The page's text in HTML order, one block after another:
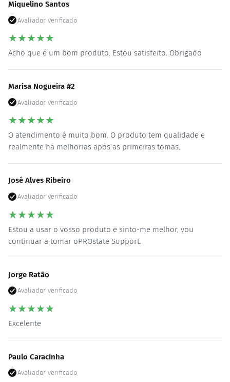
Miquelino Santos
Avaliador verificado
★★★★★
Acho que é um bom produto. Estou satisfeito. Obrigado
Marisa Nogueira #2
Avaliador verificado
★★★★★
O atendimento é muito bom. O produto tem qualidade e
realmente há melhorias após as primeiras tomas.
José Alves Ribeiro
Avaliador verificado
★★★★★
Estou a usar o vosso produto e sinto-me melhor, vou
continuar a tomar oPROstate Support.
Jorge Ratão
Avaliador verificado
★★★★★
Excelente
Paulo Caracinha
Avaliador verificado